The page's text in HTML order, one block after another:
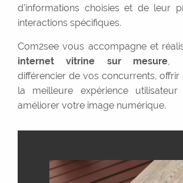
d’informations choisies et de leur
interactions spécifiques.
Com2see vous accompagne et
internet vitrine sur mesure,
différencier de vos concurrents, offrir
la meilleure expérience
améliorer votre image numérique.